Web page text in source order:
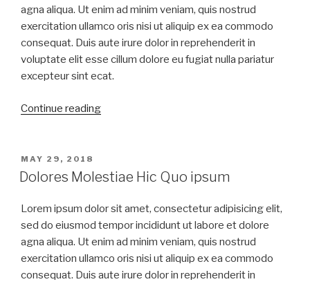
agna aliqua. Ut enim ad minim veniam, quis nostrud
exercitation ullamco oris nisi ut aliquip ex ea commodo
consequat. Duis aute irure dolor in reprehenderit in
voluptate elit esse cillum dolore eu fugiat nulla pariatur
excepteur sint ecat.
Continue reading
MAY 29, 2018
Dolores Molestiae Hic Quo ipsum
Lorem ipsum dolor sit amet, consectetur adipisicing elit,
sed do eiusmod tempor incididunt ut labore et dolore
agna aliqua. Ut enim ad minim veniam, quis nostrud
exercitation ullamco oris nisi ut aliquip ex ea commodo
consequat. Duis aute irure dolor in reprehenderit in